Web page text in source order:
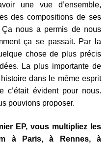
une vue d’ensemble,
des compositions de ses
nous a permis de nous
ça se passait. Par la
chose de plus précis
La plus importante de
dans le même esprit
c’était évident pour nous.
pouvions proposer.
EP, vous multipliez les
à Paris, à Rennes, à